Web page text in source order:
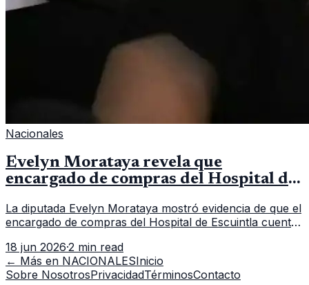
Nacionales
Evelyn Morataya revela que
encargado de compras del Hospital de
La diputada Evelyn Morataya mostró evidencia de que el
encargado de compras del Hospital de Escuintla cuenta
capacitación en la capital.
18 jun 2026·2 min read
← Más en NACIONALESInicio
Sobre NosotrosPrivacidadTérminosContacto